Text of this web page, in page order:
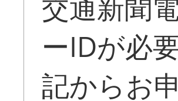
交通新聞
ーIDが必
記からお